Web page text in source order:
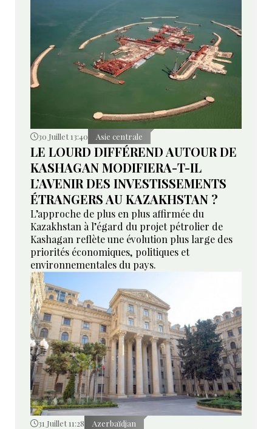
30 Juillet 13:40 Asie centrale
LE LOURD DIFFÉREND AUTOUR DE
KASHAGAN MODIFIERA-T-IL
L’AVENIR DES INVESTISSEMENTS
ÉTRANGERS AU KAZAKHSTAN ?
L’approche de plus en plus affirmée du
Kazakhstan à l’égard du projet pétrolier de
Kashagan reflète une évolution plus large des
priorités économiques, politiques et
environnementales du pays.
31 Juillet 11:28 Azerbaïdjan